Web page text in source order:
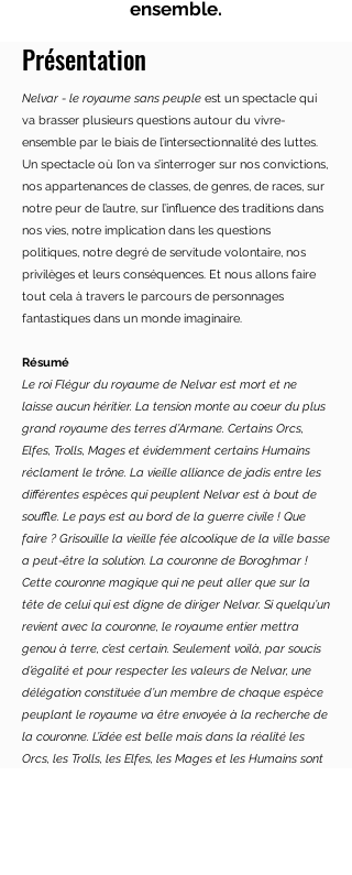
ensemble.
Présentation
Nelvar - le royaume sans peuple est un spectacle qui
va brasser plusieurs questions autour du vivre-
ensemble par le biais de l’intersectionnalité des luttes.
Un spectacle où l’on va s’interroger sur nos convictions,
nos appartenances de classes, de genres, de races, sur
notre peur de l’autre, sur l’influence des traditions dans
nos vies, notre implication dans les questions
politiques, notre degré de servitude volontaire, nos
privilèges et leurs conséquences. Et nous allons faire
tout cela à travers le parcours de personnages
fantastiques dans un monde imaginaire.
Résumé
Le roi Flégur du royaume de Nelvar est mort et ne
laisse aucun héritier. La tension monte au coeur du plus
grand royaume des terres d’Armane. Certains Orcs,
Elfes, Trolls, Mages et évidemment certains Humains
réclament le trône. La vieille alliance de jadis entre les
différentes espèces qui peuplent Nelvar est à bout de
souffle. Le pays est au bord de la guerre civile ! Que
faire ? Grisouille la vieille fée alcoolique de la ville basse
a peut-être la solution. La couronne de Boroghmar !
Cette couronne magique qui ne peut aller que sur la
tête de celui qui est digne de diriger Nelvar. Si quelqu’un
revient avec la couronne, le royaume entier mettra
genou à terre, c’est certain. Seulement voilà, par soucis
d’égalité et pour respecter les valeurs de Nelvar, une
délégation constituée d’un membre de chaque espèce
peuplant le royaume va être envoyée à la recherche de
la couronne. L’idée est belle mais dans la réalité les
Orcs, les Trolls, les Elfes, les Mages et les Humains sont